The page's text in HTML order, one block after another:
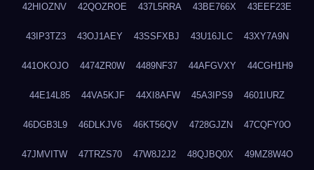
42HIOZNV 42QOZROE 437L5RRA 43BE766X 43EEF23E
43IP3TZ3 43OJ1AEY 43SSFXBJ 43U16JLC 43XY7A9N
441OKOJO 4474ZR0W 4489NF37 44AFGVXY 44CGH1H9
44E14L85 44VA5KJF 44XI8AFW 45A3IPS9 4601IURZ
46DGB3L9 46DLKJV6 46KT56QV 4728GJZN 47CQFY0O
47JMVITW 47TRZS70 47W8J2J2 48QJBQ0X 49MZ8W4O